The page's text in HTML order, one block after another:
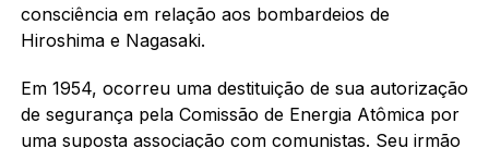
consciência em relação aos bombardeios de
Hiroshima e Nagasaki.
Em 1954, ocorreu uma destituição de sua autorização
de segurança pela Comissão de Energia Atômica por
uma suposta associação com comunistas. Seu irmão